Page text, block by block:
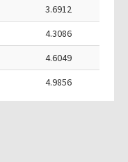
3.6912
4.3086
4.6049
4.9856